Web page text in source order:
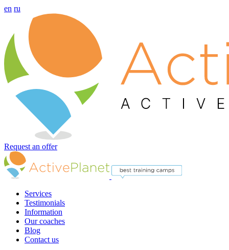
en ru
Request an offer
Services
Testimonials
Information
Our coaches
Blog
Contact us